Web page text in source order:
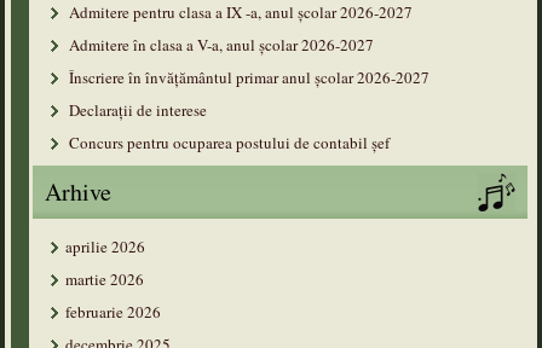
Admitere pentru clasa a IX -a, anul școlar 2026-2027
Admitere în clasa a V-a, anul şcolar 2026-2027
Înscriere în învățământul primar anul şcolar 2026-2027
Declarații de interese
Concurs pentru ocuparea postului de contabil șef
Arhive
aprilie 2026
martie 2026
februarie 2026